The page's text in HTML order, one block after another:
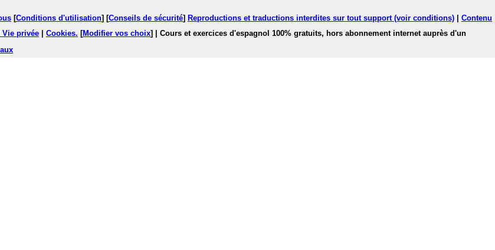
[Conditions d'utilisation] [Conseils de sécurité] Reproductions et traductions interdites sur tout support (voir conditions)
Contenu
Vie privée Cookies. [Modifier vos choix]
| Cours et exercices d'espagnol 100% gratuits, hors abonnement internet auprès d'un